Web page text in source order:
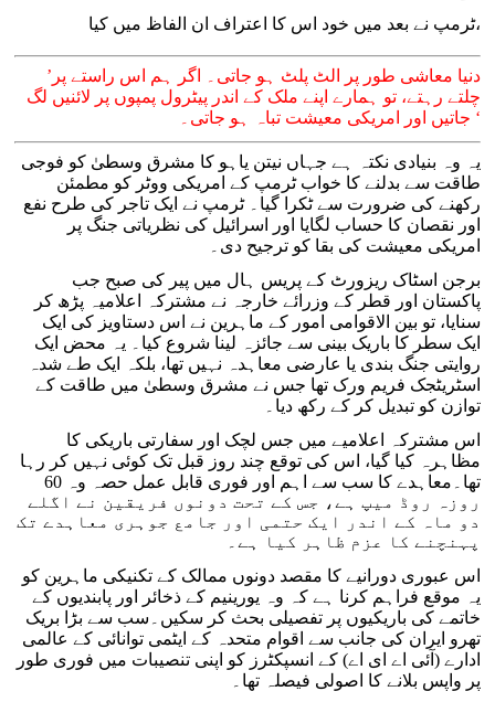
ٹرمپ نے بعد میں خود اس کا اعتراف ان الفاظ میں کیا،
’دنیا معاشی طور پر الٹ پلٹ ہو جاتی۔ اگر ہم اس راستے پر
چلتے رہتے، تو ہمارے اپنے ملک کے اندر پیٹرول پمپوں پر لائنیں لگ
جاتیں اور امریکی معیشت تباہ ہو جاتی۔ ‘
یہ وہ بنیادی نکتہ ہے جہاں نیتن یاہو کا مشرق وسطیٰ کو فوجی
طاقت سے بدلنے کا خواب ٹرمپ کے امریکی ووٹر کو مطمئن
رکھنے کی ضرورت سے ٹکرا گیا۔ ٹرمپ نے ایک تاجر کی طرح نفع
اور نقصان کا حساب لگایا اور اسرائیل کی نظریاتی جنگ پر
امریکی معیشت کی بقا کو ترجیح دی۔
برجن اسٹاک ریزورٹ کے پریس ہال میں پیر کی صبح جب
پاکستان اور قطر کے وزرائے خارجہ نے مشترکہ اعلامیہ پڑھ کر
سنایا، تو بین الاقوامی امور کے ماہرین نے اس دستاویز کی ایک
ایک سطر کا باریک بینی سے جائزہ لینا شروع کیا۔ یہ محض ایک
روایتی جنگ بندی یا عارضی معاہدہ نہیں تھا، بلکہ ایک طے شدہ
اسٹریٹجک فریم ورک تھا جس نے مشرق وسطیٰ میں طاقت کے
توازن کو تبدیل کر کے رکھ دیا۔
اس مشترکہ اعلامیے میں جس لچک اور سفارتی باریکی کا
مظاہرہ کیا گیا، اس کی توقع چند روز قبل تک کوئی نہیں کر رہا
تھا۔معاہدے کا سب سے اہم اور فوری قابل عمل حصہ وہ 60
روزہ روڈ میپ ہے، جس کے تحت دونوں فریقین نے اگلے
دو ماہ کے اندر ایک حتمی اور جامع جوہری معاہدے تک
پہنچنے کا عزم ظاہر کیا ہے۔
اس عبوری دورانیے کا مقصد دونوں ممالک کے تکنیکی ماہرین کو
یہ موقع فراہم کرنا ہے کہ وہ یورینیم کے ذخائر اور پابندیوں کے
خاتمے کی باریکیوں پر تفصیلی بحث کر سکیں۔سب سے بڑا بریک
تھرو ایران کی جانب سے اقوام متحدہ کے ایٹمی توانائی کے عالمی
ادارے (آئی اے ای اے) کے انسپکٹرز کو اپنی تنصیبات میں فوری طور
پر واپس بلانے کا اصولی فیصلہ تھا۔